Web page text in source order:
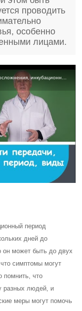
проводить
особенно
лицами.
период
дней до
он может быть до двух
симптомы могут
помнить, что
разных людей, и
меры могут помочь